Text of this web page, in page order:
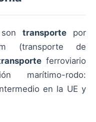
transportepor
(transporte de
ferroviario
marítimo-rodo:
en la UE y